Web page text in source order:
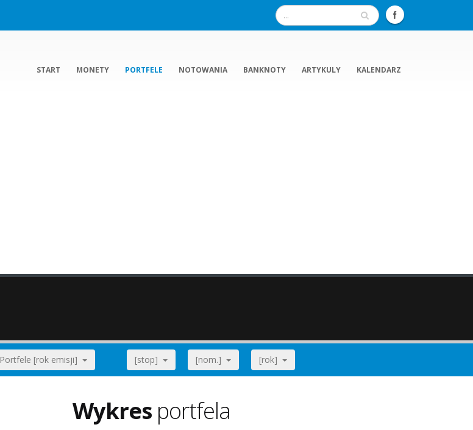
START MONETY PORTFELE NOTOWANIA BANKNOTY ARTYKULY KALENDARZ
Portfele [rok emisji] [stop] [nom.] [rok]
Wykres portfela